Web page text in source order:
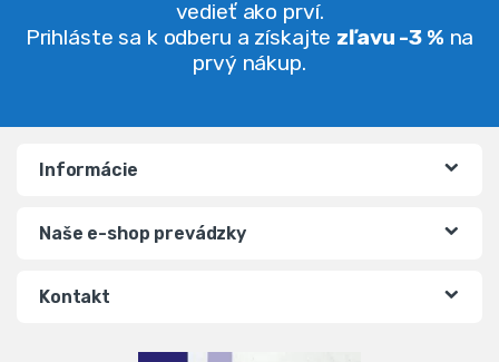
vedieť ako prví.
Prihláste sa k odberu a získajte zľavu -3 % na
prvý nákup.
Informácie
Naše e-shop prevádzky
Kontakt